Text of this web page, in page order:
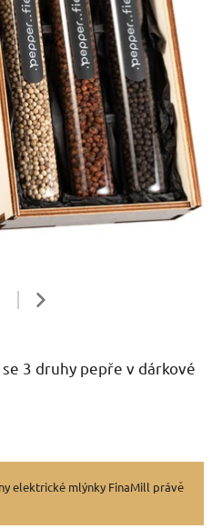
3 druhy pepře v dárkové
elektrické mlýnky FinaMill právě